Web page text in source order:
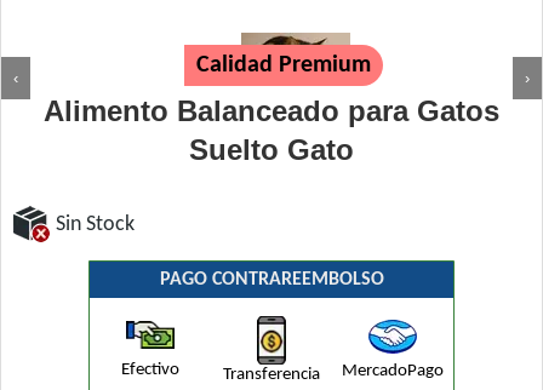
‹ ›
Calidad Premium
Alimento Balanceado para Gatos
Suelto Gato
Sin Stock
PAGO CONTRAREEMBOLSO
Efectivo Transferencia MercadoPago